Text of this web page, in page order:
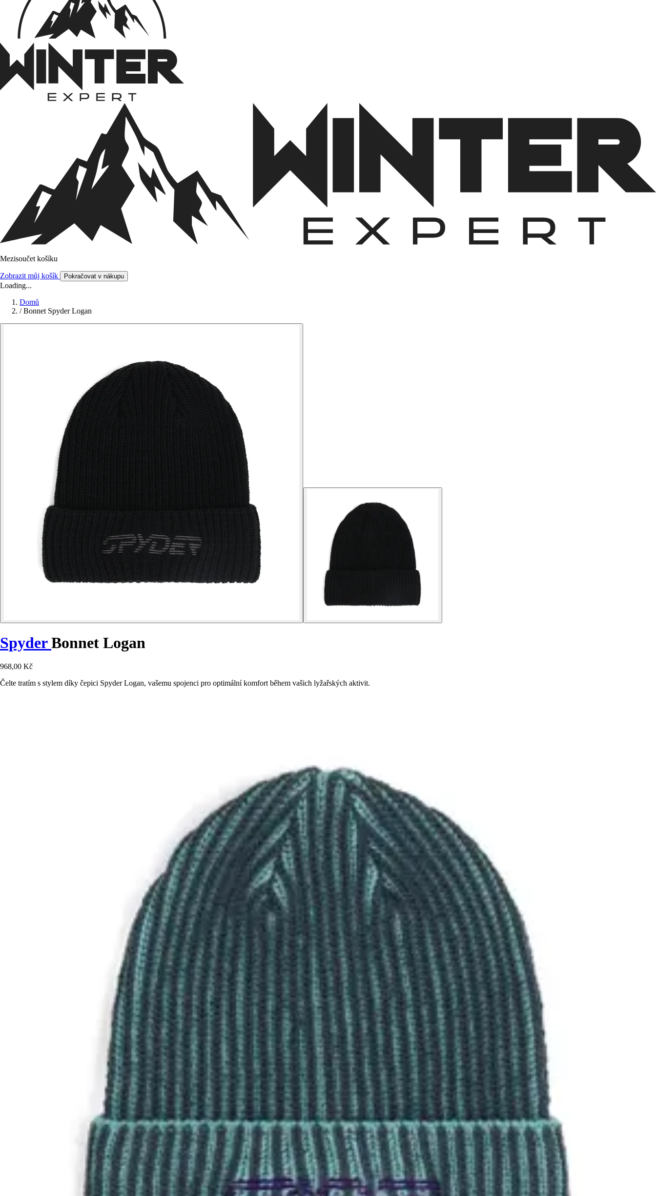
Mezisoučet košíku
Zobrazit můj košík Pokračovat v nákupu
Loading...
Domů
/ Bonnet Spyder Logan
SpyderBonnet Logan
968,00 Kč
Čelte tratím s stylem díky čepici Spyder Logan, vašemu spojenci pro optimální komfort během vašich lyžařských aktivit.